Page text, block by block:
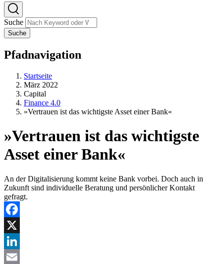
Suche
Suche
Pfadnavigation
Startseite
März 2022
Capital
Finance 4.0
»Vertrauen ist das wichtigste Asset einer Bank«
»Vertrauen ist das wichtigste
Asset einer Bank«
An der Digitalisierung kommt keine Bank vorbei. Doch auch in
Zukunft sind individuelle Beratung und persönlicher Kontakt
gefragt.
Facebook
X
LinkedIn